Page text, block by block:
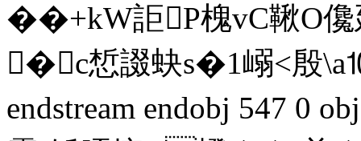
��+kW詎P槐vC鞦O
�c惁諁蚗s�1嵶<
endstream endobj 547 0